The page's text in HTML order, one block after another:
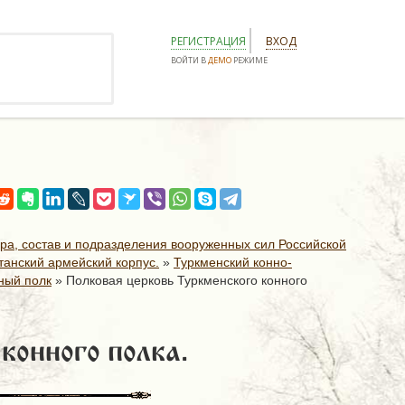
РЕГИСТРАЦИЯ ВХОД
ВОЙТИ ВДЕМО РЕЖИМЕ
состав и подразделения вооруженных сил Российской
армейский корпус. » Туркменский конно-
полк » Полковая церковь Туркменского конного
полка.